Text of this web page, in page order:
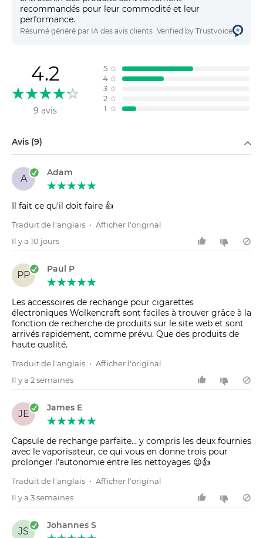
recommandés pour leur commodité et leur
performance.
Résumé généré par IA des avis clients Verified by Trustvoice
4.2
9 avis
5 ☆
4 ☆
3 ☆
2 ☆
1 ☆
Avis (9)
A
Adam
Il fait ce qu'il doit faire 👍
Traduit de l'anglais • Afficher l'original
Il y a 10 jours
PP
Paul P
Les accessoires de rechange pour cigarettes
électroniques Wolkencraft sont faciles à trouver grâce à la
fonction de recherche de produits sur le site web et sont
arrivés rapidement, comme prévu. Que des produits de
haute qualité.
Traduit de l'anglais • Afficher l'original
Il y a 2 semaines
JE
James E
Capsule de rechange parfaite… y compris les deux fournies
avec le vaporisateur, ce qui vous en donne trois pour
prolonger l’autonomie entre les nettoyages 😉👍
Traduit de l'anglais • Afficher l'original
Il y a 3 semaines
JS
Johannes S